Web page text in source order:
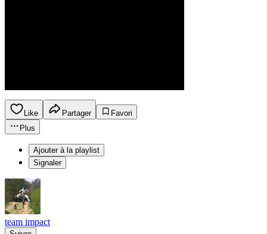
Like Partager
Favori
Plus
Ajouter à la playlist
Signaler
team impact